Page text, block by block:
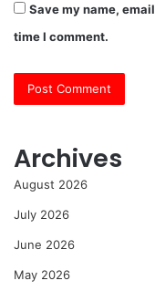
Save my name,
time I comment.
Archives
August 2026
July 2026
June 2026
May 2026